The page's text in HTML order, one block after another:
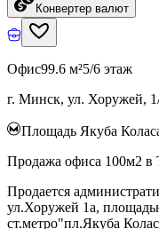
Конвертер валют
Офис99.6 м²5/6 этаж
г. Минск, ул. Хоружей,
Площадь Якуба
Продажа офиса 100м2
Продается
ул.Хоружей 1а,
ст.метро"пл.Якуба